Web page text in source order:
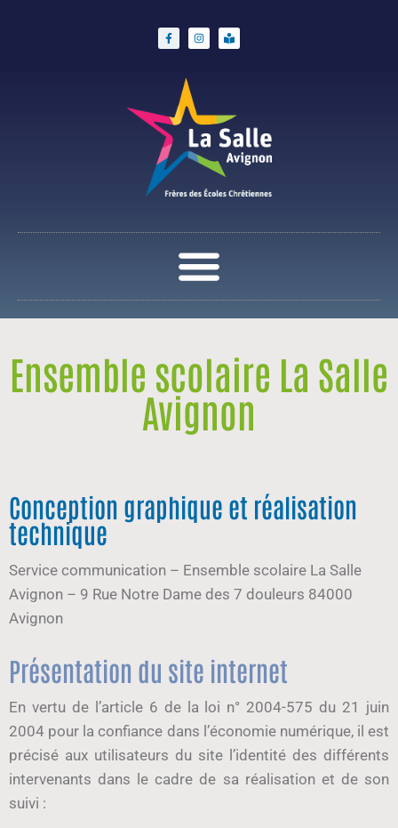
Ensemble scolaire La Salle
Avignon
Conception graphique et réalisation
technique
Service communication – Ensemble scolaire La Salle
Avignon – 9 Rue Notre Dame des 7 douleurs 84000
Avignon
Présentation du site internet
En vertu de l’article 6 de la loi n° 2004-575 du 21 juin
2004 pour la confiance dans l’économie numérique, il est
précisé aux utilisateurs du site l’identité des différents
intervenants dans le cadre de sa réalisation et de son
suivi :